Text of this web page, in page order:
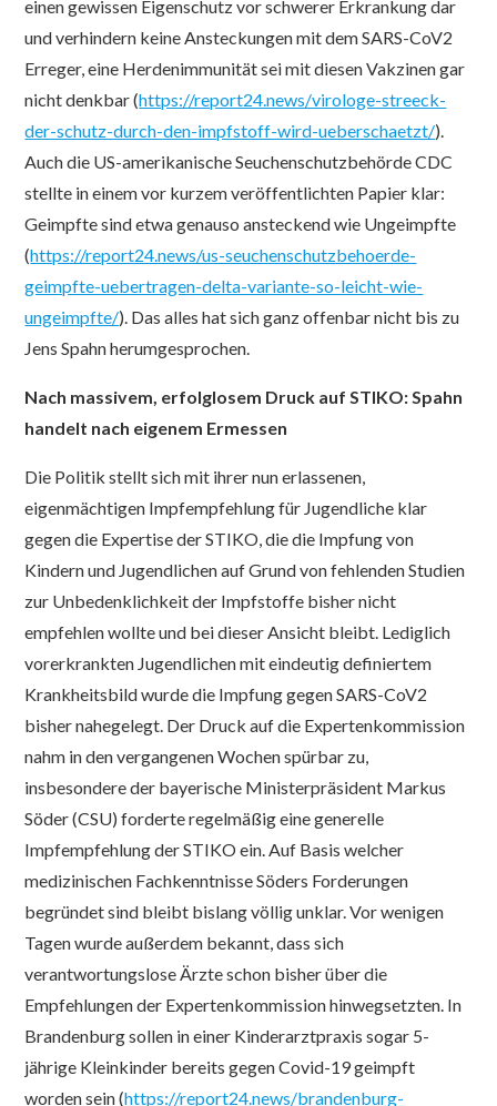
einen gewissen Eigenschutz vor schwerer Erkrankung dar
und verhindern keine Ansteckungen mit dem SARS-CoV2
Erreger, eine Herdenimmunität sei mit diesen Vakzinen gar
nicht denkbar (https://report24.news/virologe-streeck-
der-schutz-durch-den-impfstoff-wird-ueberschaetzt/).
Auch die US-amerikanische Seuchenschutzbehörde CDC
stellte in einem vor kurzem veröffentlichten Papier klar:
Geimpfte sind etwa genauso ansteckend wie Ungeimpfte
(https://report24.news/us-seuchenschutzbehoerde-
geimpfte-uebertragen-delta-variante-so-leicht-wie-
ungeimpfte/). Das alles hat sich ganz offenbar nicht bis zu
Jens Spahn herumgesprochen.
Nach massivem, erfolglosem Druck auf STIKO: Spahn
handelt nach eigenem Ermessen
Die Politik stellt sich mit ihrer nun erlassenen,
eigenmächtigen Impfempfehlung für Jugendliche klar
gegen die Expertise der STIKO, die die Impfung von
Kindern und Jugendlichen auf Grund von fehlenden Studien
zur Unbedenklichkeit der Impfstoffe bisher nicht
empfehlen wollte und bei dieser Ansicht bleibt. Lediglich
vorerkrankten Jugendlichen mit eindeutig definiertem
Krankheitsbild wurde die Impfung gegen SARS-CoV2
bisher nahegelegt. Der Druck auf die Expertenkommission
nahm in den vergangenen Wochen spürbar zu,
insbesondere der bayerische Ministerpräsident Markus
Söder (CSU) forderte regelmäßig eine generelle
Impfempfehlung der STIKO ein. Auf Basis welcher
medizinischen Fachkenntnisse Söders Forderungen
begründet sind bleibt bislang völlig unklar. Vor wenigen
Tagen wurde außerdem bekannt, dass sich
verantwortungslose Ärzte schon bisher über die
Empfehlungen der Expertenkommission hinwegsetzten. In
Brandenburg sollen in einer Kinderarztpraxis sogar 5-
jährige Kleinkinder bereits gegen Covid-19 geimpft
worden sein (https://report24.news/brandenburg-